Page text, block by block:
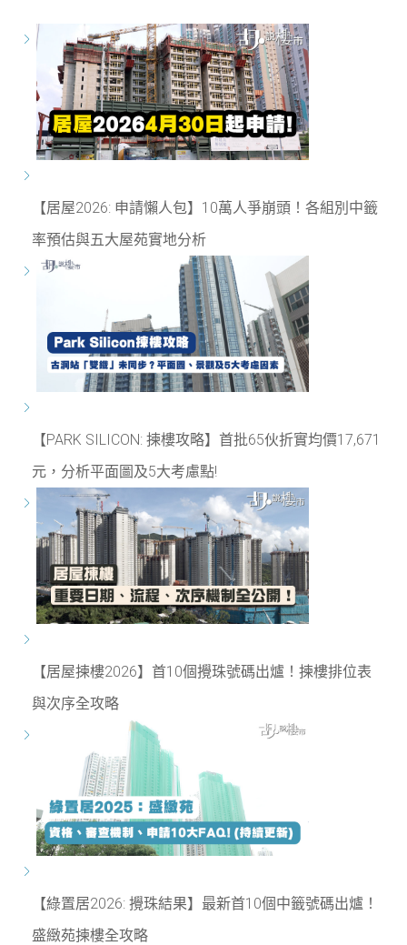
【居屋2026: 申請懶人包】10萬人爭崩頭！各組別中籤
率預估與五大屋苑實地分析
【PARK SILICON: 揀樓攻略】首批65伙折實均價17,671
元，分析平面圖及5大考慮點!
【居屋揀樓2026】首10個攪珠號碼出爐！揀樓排位表
與次序全攻略
【綠置居2026: 攪珠結果】最新首10個中籤號碼出爐！
盛緻苑揀樓全攻略